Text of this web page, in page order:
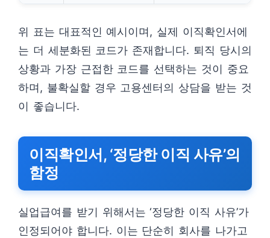
위 표는 대표적인 예시이며, 실제 이직확인서에
는 더 세분화된 코드가 존재합니다. 퇴직 당시의
상황과 가장 근접한 코드를 선택하는 것이 중요
하며, 불확실할 경우 고용센터의 상담을 받는 것
이 좋습니다.
이직확인서, ‘정당한 이직 사유’의
함정
실업급여를 받기 위해서는 ‘정당한 이직 사유’가
인정되어야 합니다. 이는 단순히 회사를 나가고